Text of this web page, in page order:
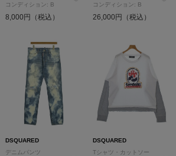
コンディション: B
8,000円（税込）
コンディション: B
26,000円（税込）
DSQUARED
デニムパンツ
DSQUARED
Tシャツ・カットソー